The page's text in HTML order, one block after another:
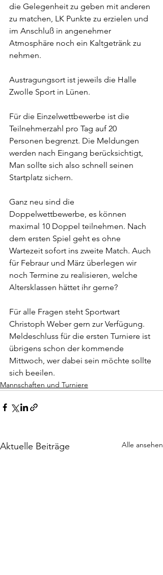
die Gelegenheit zu geben mit anderen
zu matchen, LK Punkte zu erzielen und
im Anschluß in angenehmer
Atmosphäre noch ein Kaltgetränk zu
nehmen.
Austragungsort ist jeweils die Halle
Zwolle Sport in Lünen.
Für die Einzelwettbewerbe ist die
Teilnehmerzahl pro Tag auf 20
Personen begrenzt. Die Meldungen
werden nach Eingang berücksichtigt,
Man sollte sich also schnell seinen
Startplatz sichern.
Ganz neu sind die
Doppelwettbewerbe, es können
maximal 10 Doppel teilnehmen. Nach
dem ersten Spiel geht es ohne
Wartezeit sofort ins zweite Match. Auch
für Febraur und März überlegen wir
noch Termine zu realisieren, welche
Altersklassen hättet ihr gerne?
Für alle Fragen steht Sportwart
Christoph Weber gern zur Verfügung.
Meldeschluss für die ersten Turniere ist
übrigens schon der kommende
Mittwoch, wer dabei sein möchte sollte
sich beeilen.
Mannschaften und Turniere
Aktuelle Beiträge Alle ansehen